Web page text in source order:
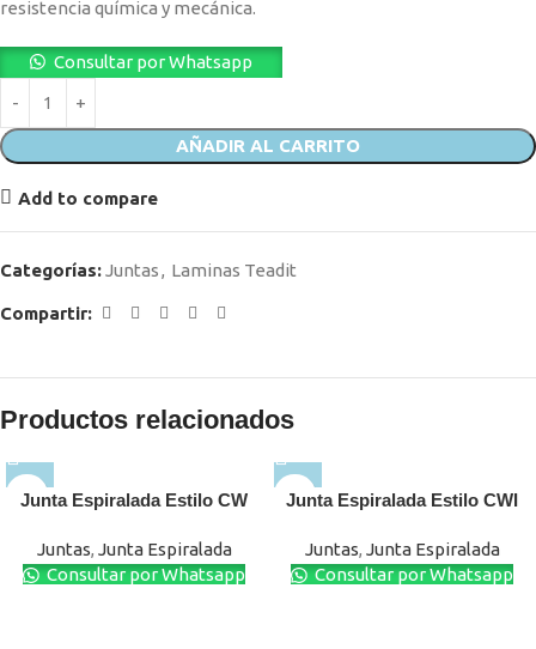
resistencia química y mecánica.
Consultar por Whatsapp
AÑADIR AL CARRITO
Add to compare
Categorías:Juntas, Laminas Teadit
Compartir:
Productos relacionados
Junta Espiralada Estilo CW
Juntas, Junta Espiralada
Consultar por Whatsapp
Junta Espiralada Estilo CWI
Juntas, Junta Espiralada
Consultar por Whatsapp